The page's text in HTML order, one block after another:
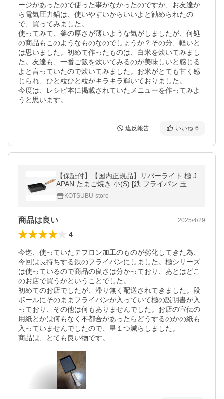
ージがあったので使った事がなかったのですが、お友達か
ら電気圧力鍋は、使いやすいからいいよと勧められたの
で、買ってみました。
使ってみて、釜の厚さが薄いような気がしましたが、何処
の商品もこのようなものなのでしょうか？その分、軽いと
は思いました。初めて作ったものは、白米を炊いてみまし
た。友達も、一番ご飯を炊いてみるのが美味しいと感じる
よと言っていたので炊いてみました。お米がとても甘く感
じられ、ひと粒ひと粒がキラキラ輝いておりました。
今度は、レシピ本に掲載されていたメニューを作ってみよ
うと思います。
違反報告 いいね 6
【保証付】【国内正規品】リバーライト 極 J
APAN たまご焼き 小(S) [鉄 フライパン 玉子
焼き器]【IH対応】【日本製】
KOTSUBU-store
商品は良い 2025/4/29
4
今迄、使っていたテフロン加工のものが劣化してきた為、
今回は長持ちする鉄のフライパンにしました。極シリーズ
は使っているので商品の良さは分かっており、あとはどこ
のお店で買うかということでした。
初めてのお店でしたが、滞り無く配送されてきました。段
ボールにそのままフライパンが入っていて極の説明書が入
っており、その他は何もありませんでした。お店の宣伝の
用紙とかは何もなく不都合があったらどうするのかの紙も
入っていませんでしたので、星１つ減らしました。
商品は、とても良い物です。